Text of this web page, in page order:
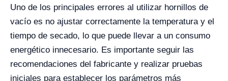
Uno de los principales errores al utilizar hornillos de
vacío es no ajustar correctamente la temperatura y el
tiempo de secado, lo que puede llevar a un consumo
energético innecesario. Es importante seguir las
recomendaciones del fabricante y realizar pruebas
iniciales para establecer los parámetros más